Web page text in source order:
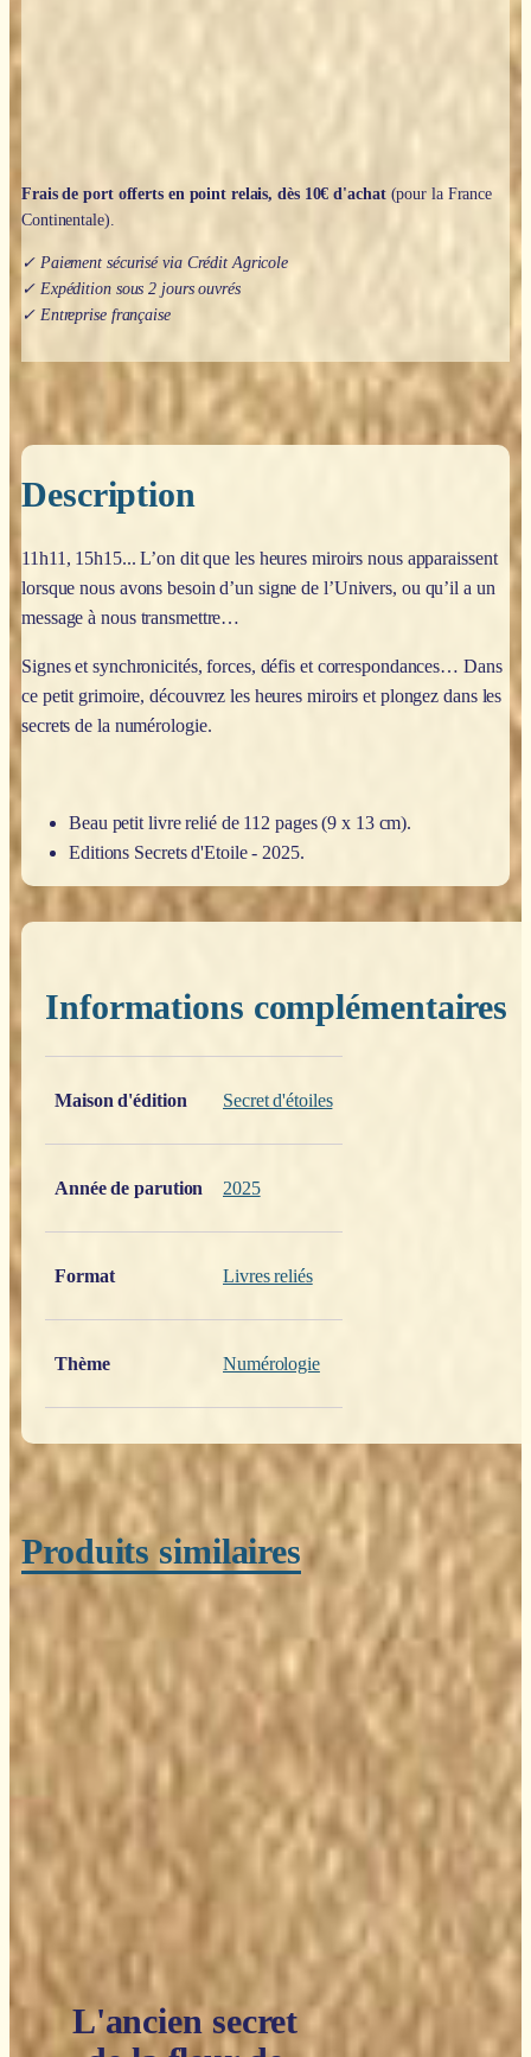
Frais de port offerts en point relais, dès 10€ d'achat(pour la France
Continentale).
✓ Paiement sécurisé via Crédit Agricole
✓ Expédition sous 2 jours ouvrés
✓ Entreprise française
Description
11h11, 15h15... L’on dit que les heures miroirs nous apparaissent
lorsque nous avons besoin d’un signe de l’Univers, ou qu’il a un
message à nous transmettre…
Signes et synchronicités, forces, défis et correspondances… Dans
ce petit grimoire, découvrez les heures miroirs et plongez dans les
secrets de la numérologie.
Beau petit livre relié de 112 pages (9 x 13 cm).
Editions Secrets d'Etoile - 2025.
Informations complémentaires
Maison d'édition
Secret d'étoiles
Année de parution 2025
Format Livres reliés
Thème Numérologie
Produits similaires
L'ancien secret